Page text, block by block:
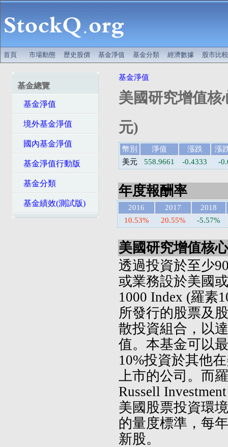
首頁 市場動態 歷史股價 基金淨值 基金分類 經濟數據 股市比較
基金總覽
基金淨值
境外基金淨值
國內基金淨值
基金淨值行動版
基金分類
基金績效(測試版)
基金淨值
美國研究增值核
元)
幣別 淨值 漲跌
漲
美元
558.9661 -0.4333 -
年度報酬率
2016 2017
2018
10.53%
20.55% -5.57%
美國研究增值核
透過投資於至少
或業務設於美國
1000 Index (羅素
所發行的股票及
散投資組合，以
值。本基金可以
10%投資於其他
上市的公司。而
Russell
美國股票投資環
的量度標準，每
新股。